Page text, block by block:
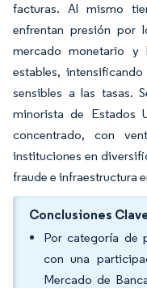
facturas. Al mismo
enfrentan presión por
mercado monetario y
estables,
sensibles a las tasas.
minorista de Estados
concentrado, con
instituciones en
fraude e infraestructura
Conclusiones
Por categoría de
con una
Mercado de